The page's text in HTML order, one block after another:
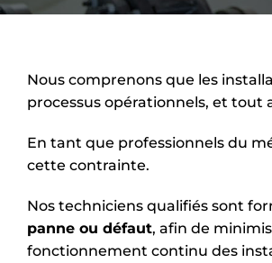
Nous comprenons que les
processus opérationnels, et
En tant que professionnels du
cette contrainte.
Nos techniciens qualifiés sont
panne ou défaut, afin de
fonctionnement continu des